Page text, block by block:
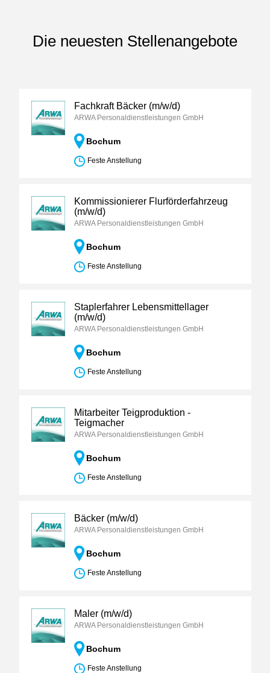
Die neuesten Stellenangebote
Fachkraft Bäcker (m/w/d)
ARWA Personaldienstleistungen GmbH
Bochum
Feste Anstellung
Kommissionierer Flurförderfahrzeug
(m/w/d)
ARWA Personaldienstleistungen GmbH
Bochum
Feste Anstellung
Staplerfahrer Lebensmittellager
(m/w/d)
ARWA Personaldienstleistungen GmbH
Bochum
Feste Anstellung
Mitarbeiter Teigproduktion -
Teigmacher
ARWA Personaldienstleistungen GmbH
Bochum
Feste Anstellung
Bäcker (m/w/d)
ARWA Personaldienstleistungen GmbH
Bochum
Feste Anstellung
Maler (m/w/d)
ARWA Personaldienstleistungen GmbH
Bochum
Feste Anstellung